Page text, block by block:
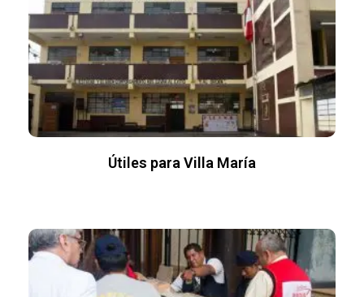
Útiles para Villa María